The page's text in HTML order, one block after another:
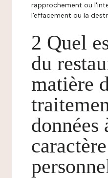
rapprochement ou
l'effacement ou la
2 Quel
du
matière
données
caractère